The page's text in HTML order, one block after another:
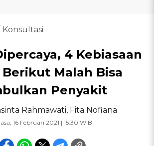
Konsultasi
4 Kebiasaan
Malah Bisa
Penyakit
Rahmawati, Fita Nofiana
16 Februari 2021 | 15:30 WIB